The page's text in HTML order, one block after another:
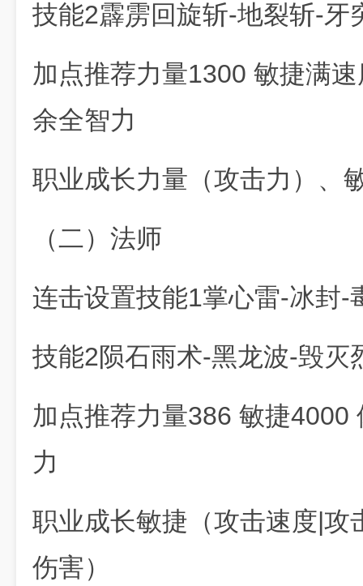
技能2霹雳回旋斩-地裂斩-牙
加点推荐力量1300 敏捷满
余全智力
职业成长力量（攻击力）、
（二）法师
连击设置技能1掌心雷-冰封-
技能2陨石雨术-黑龙波-毁灭
加点推荐力量386 敏捷4000
力
职业成长敏捷（攻击速度|攻
伤害）